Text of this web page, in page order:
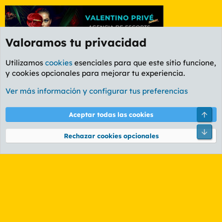
Foro General
Cookies
PL OLDSTYLE AMARILLO
Términos y reglas Política de privacidad Ayuda
Community platform by XenForo® © 2010-2026 XenForo Ltd.
Valoramos tu privacidad
Utilizamos cookies esenciales para que este sitio funcione,
y cookies opcionales para mejorar tu experiencia.
Ver más información y configurar tus preferencias
Aceptar todas las cookies
Rechazar cookies opcionales
Pie